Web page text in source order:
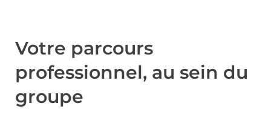
Votre parcours
professionnel, au sein du
groupe